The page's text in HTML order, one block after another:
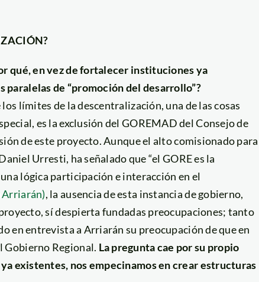
qué, en vez de fortalecer instituciones ya
de “promoción del desarrollo”?
límites de la descentralización, una de las cosas
es la exclusión del GOREMAD del Consejo de
de este proyecto. Aunque el alto comisionado para
Urresti, ha señalado que “el GORE es la
lógica participación e interacción en el
Arriarán), la ausencia de esta instancia de gobierno,
sí despierta fundadas preocupaciones; tanto
en entrevista a Arriarán su preocupación de que en
Gobierno Regional. La pregunta cae por su propio
existentes, nos empecinamos en crear estructuras